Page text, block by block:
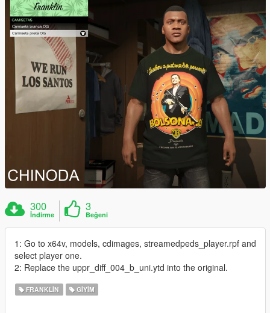
300
İndirme
3
Beğeni
1: Go to x64v, models, cdimages, streamedpeds_player.rpf and
select player one.
2: Replace the uppr_diff_004_b_uni.ytd into the original.
FRANKLIN GIYIM